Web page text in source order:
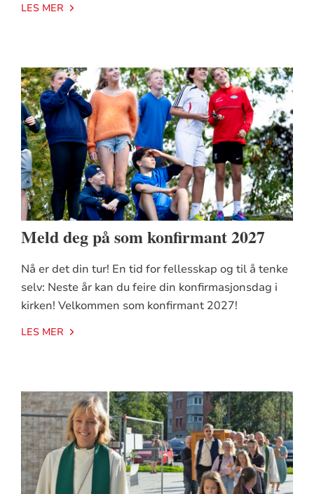
LES MER
Meld deg på som konfirmant 2027
Nå er det din tur! En tid for fellesskap og til å tenke
selv: Neste år kan du feire din konfirmasjonsdag i
kirken! Velkommen som konfirmant 2027!
LES MER